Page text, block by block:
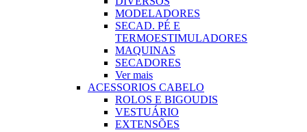
MODELADORES
SECAD. PÉ E
TERMOESTIMULADORES
MAQUINAS
SECADORES
Ver mais
ACESSORIOS CABELO
ROLOS E BIGOUDIS
VESTUÁRIO
EXTENSÕES